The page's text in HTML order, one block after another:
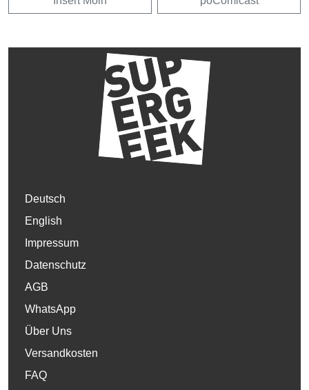
Deutsch
English
Impressum
Datenschutz
AGB
WhatsApp
Über Uns
Versandkosten
FAQ